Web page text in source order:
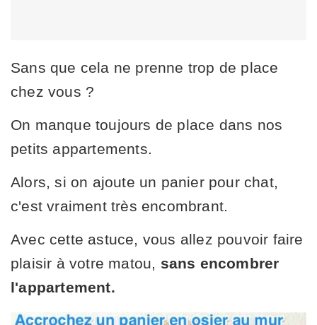
Sans que cela ne prenne trop de place
chez vous ?
On manque toujours de place dans nos
petits appartements.
Alors, si on ajoute un panier pour chat,
c'est vraiment très encombrant.
Avec cette astuce, vous allez pouvoir faire
plaisir à votre matou, sans encombrer
l'appartement.